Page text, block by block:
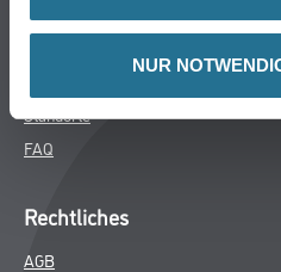
NUR
Services
Standorte
FAQ
Rechtliches
AGB